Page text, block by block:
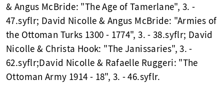
& Angus McBride: "The Age of Tamerlane", 3. -
47.syflr; David Nicolle & Angus McBride: "Armies of
the Ottoman Turks 1300 - 1774", 3. - 38.syflr; David
Nicolle & Christa Hook: "The Janissaries", 3. -
62.syflr;David Nicolle & Rafaelle Ruggeri: "The
Ottoman Army 1914 - 18", 3. - 46.syflr.